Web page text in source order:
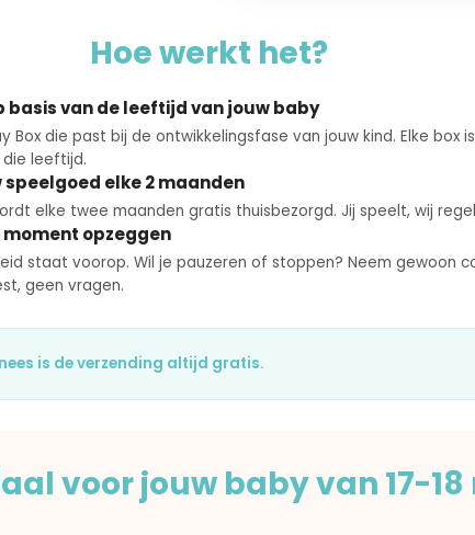
Hoe werkt het?
basis van de leeftijd van jouw baby
Box die past bij de ontwikkelingsfase van jouw kind. Elke box
leeftijd.
speelgoed elke 2 maanden
elke twee maanden gratis thuisbezorgd. Jij speelt, wij
moment opzeggen
staat voorop. Wil je pauzeren of stoppen? Neem gewoon
geen vragen.
is de verzending altijd gratis.
voor jouw baby van 17-